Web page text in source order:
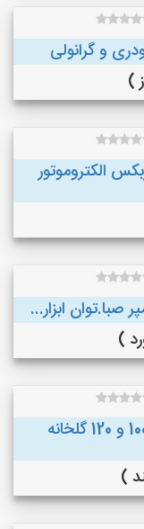
و گرانولی
الکتروموتور
جت فن هواکش هوا کش 140 و 100 و 120 گلخانه